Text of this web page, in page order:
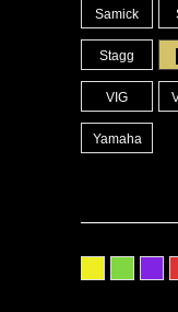
Samick
Stagg
VIG
Yamaha